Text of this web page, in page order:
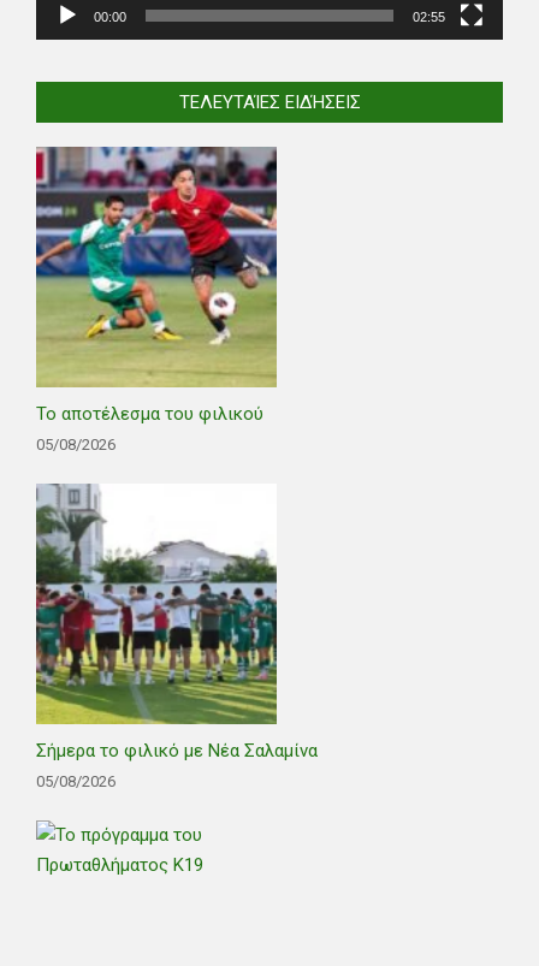
00:00 02:55
ΤΕΛΕΥΤΑΊΕΣ ΕΙΔΉΣΕΙΣ
Το αποτέλεσμα του φιλικού
05/08/2026
Σήμερα το φιλικό με Νέα Σαλαμίνα
05/08/2026